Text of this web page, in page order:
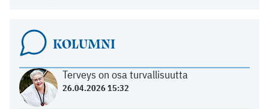
KOLUMNI
Terveys on osa turvallisuutta
26.04.2026 15:32